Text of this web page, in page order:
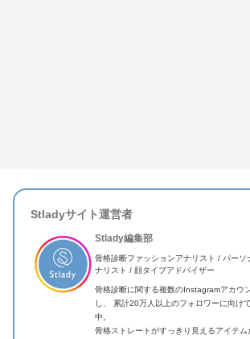
Stladyサイト運営者
Stlady編集部
骨格診断ファッションアナリスト / パーソ
ナリスト / 顔タイプアドバイザー
骨格診断に関する複数のInstagramアカウ
し、 累計20万人以上のフォロワーに向け
中。
骨格ストレートがすっきり見えるアイテム